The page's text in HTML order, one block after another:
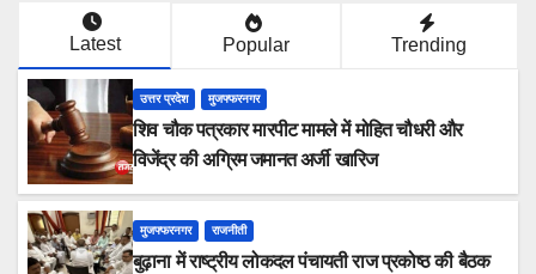
Latest Popular Trending
उत्तर प्रदेश मुजफ्फरनगर
शिव चौक पत्रकार मारपीट मामले में मोहित चौधरी और
विजेंद्र की अग्रिम जमानत अर्जी खारिज
मुजफ्फरनगर राजनीती
बुढ़ाना में राष्ट्रीय लोकदल पंचायती राज प्रकोष्ठ की बैठक